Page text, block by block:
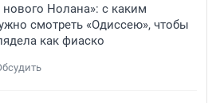
Нолана»: с каким
смотреть «Одиссею», чтобы
как фиаско